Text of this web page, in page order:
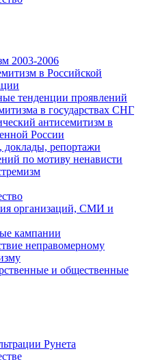
2003-2006
в Российской
тенденции проявлений
в государствах СНГ
антисемитизм в
России
доклады, репортажи
по мотиву ненависти
организаций, СМИ и
кампании
неправомерному
и общественные
Рунета